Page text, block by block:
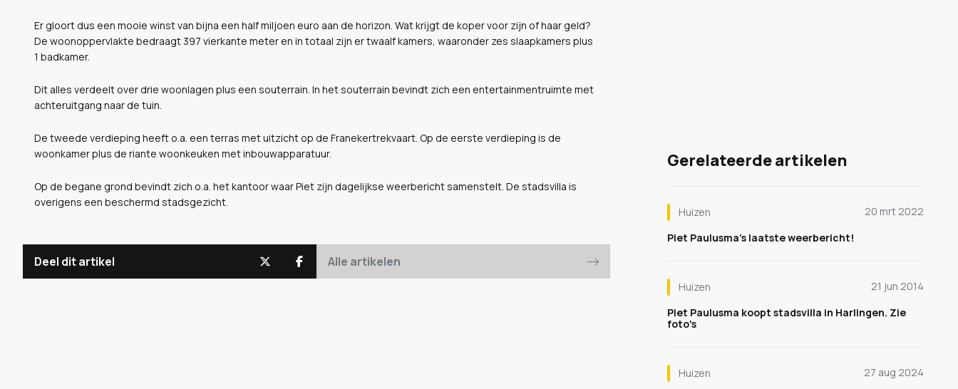
Er gloort dus een mooie winst van bijna een half miljoen euro aan de horizon. Wat krijgt de koper voor zijn of haar geld?
De woonoppervlakte bedraagt 397 vierkante meter en in totaal zijn er twaalf kamers, waaronder zes slaapkamers plus
1 badkamer.
Dit alles verdeelt over drie woonlagen plus een souterrain. In het souterrain bevindt zich een entertainmentruimte met
achteruitgang naar de tuin.
De tweede verdieping heeft o.a. een terras met uitzicht op de Franekertrekvaart. Op de eerste verdieping is de
woonkamer plus de riante woonkeuken met inbouwapparatuur.
Op de begane grond bevindt zich o.a. het kantoor waar Piet zijn dagelijkse weerbericht samenstelt. De stadsvilla is
overigens een beschermd stadsgezicht.
Deel dit artikel Alle artikelen
Gerelateerde artikelen
Huizen
20 mrt 2022
Piet Paulusma's laatste weerbericht!
Huizen
21 jun 2014
Piet Paulusma koopt stadsvilla in Harlingen. Zie
foto's
Huizen
27 aug 2024